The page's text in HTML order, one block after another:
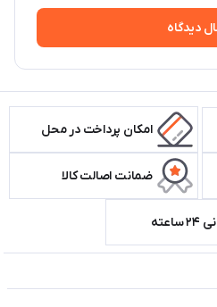
دیدگاه
امکان پرداخت در محل
ضمانت اصالت کالا